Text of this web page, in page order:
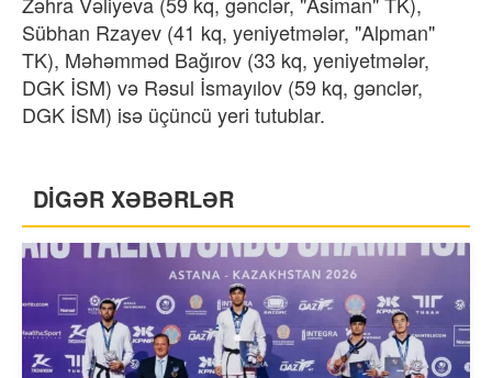
Sübhan Rzayev (41 kq, yeniyetmələr, "Alpman"
TK), Məhəmməd Bağırov (33 kq, yeniyetmələr,
DGK İSM) və Rəsul İsmayılov (59 kq, gənclər,
DGK İSM) isə üçüncü yeri tutublar.
DİGƏR XƏBƏRLƏR